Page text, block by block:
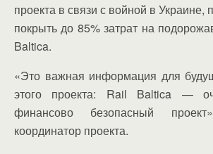
проекта в связи с войной в
покрыть до 85% затрат на
Baltica.
«Это важная информация для
этого проекта: Rail Baltica —
финансово безопасный
координатор проекта.